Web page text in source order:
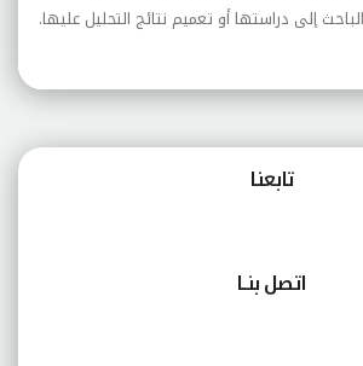
إلى دراستها أو تعميم نتائج التحليل عليها.
تابعنـا
اتصل بنــا